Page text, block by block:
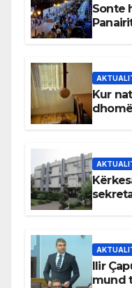
Sonte
Kur
Ilir
mund